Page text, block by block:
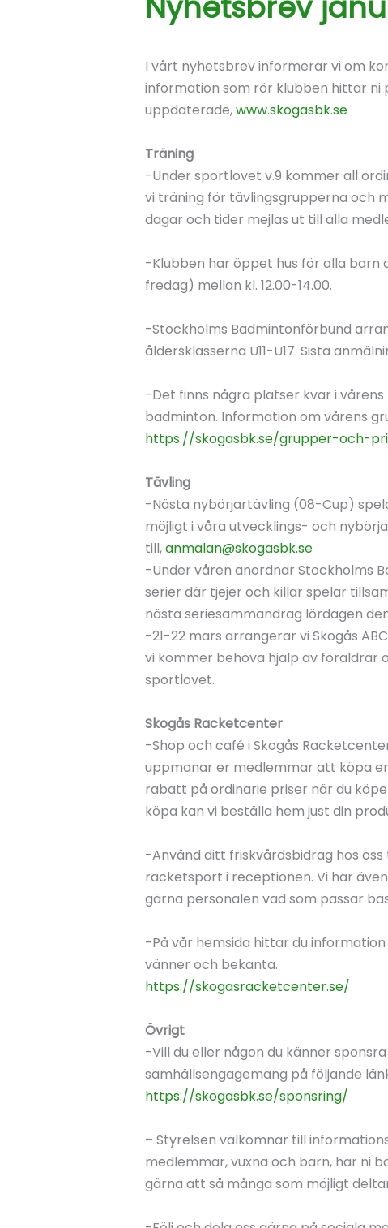
I vårt nyhetsbrev informerar vi om
information som rör klubben hittar ni
uppdaterade,www.skogasbk.se
Träning
-Under sportlovet v.9 kommer all
vi träning för tävlingsgrupperna och
dagar och tider mejlas ut till alla
-Klubben har öppet hus för alla
fredag) mellan kl. 12.00-14.00.
-Stockholms Badmintonförbund
åldersklasserna U11-U17. Sista
-Det finns några platser kvar i
badminton. Information om vårens
https://skogasbk.se/grupper-och-
Tävling
-Nästa nybörjartävling (08-Cup)
möjligt i våra utvecklings- och
till,anmalan@skogasbk.se
-Under våren anordnar Stockholms
serier där tjejer och killar spelar
nästa seriesammandrag lördagen
-21-22 mars arrangerar vi Skogås
vi kommer behöva hjälp av föräldrar
sportlovet.
Skogås Racketcenter
-Shop och café i Skogås
uppmanar er medlemmar att köpa
rabatt på ordinarie priser när du
köpa kan vi beställa hem just din
-Använd ditt friskvårdsbidrag hos
racketsport i receptionen. Vi har
gärna personalen vad som passar
-På vår hemsida hittar du
vänner och bekanta.
https://skogasracketcenter.se/
Övrigt
-Vill du eller någon du känner
samhällsengagemang på följande
https://skogasbk.se/sponsring/
– Styrelsen välkomnar till
medlemmar, vuxna och barn, har ni
gärna att så många som möjligt